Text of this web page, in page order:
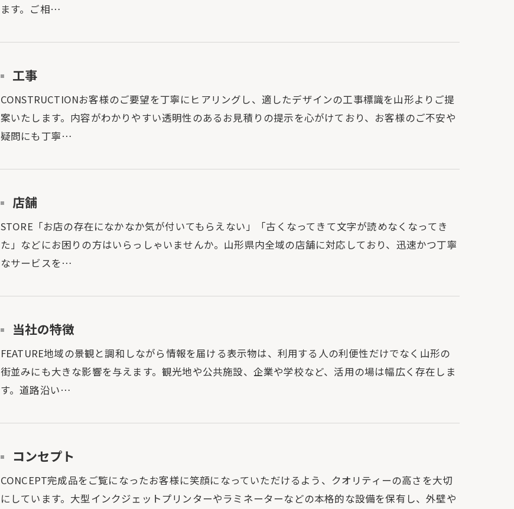
ます。ご相…
工事
CONSTRUCTIONお客様のご要望を丁寧にヒアリングし、適したデザインの工事標識を山形よりご提
案いたします。内容がわかりやすい透明性のあるお見積りの提示を心がけており、お客様のご不安や
疑問にも丁寧…
店舗
STORE「お店の存在になかなか気が付いてもらえない」「古くなってきて文字が読めなくなってき
た」などにお困りの方はいらっしゃいませんか。山形県内全域の店舗に対応しており、迅速かつ丁寧
なサービスを…
当社の特徴
FEATURE地域の景観と調和しながら情報を届ける表示物は、利用する人の利便性だけでなく山形の
街並みにも大きな影響を与えます。観光地や公共施設、企業や学校など、活用の場は幅広く存在しま
す。道路沿い…
コンセプト
CONCEPT完成品をご覧になったお客様に笑顔になっていただけるよう、クオリティーの高さを大切
にしています。大型インクジェットプリンターやラミネーターなどの本格的な設備を保有し、外壁や